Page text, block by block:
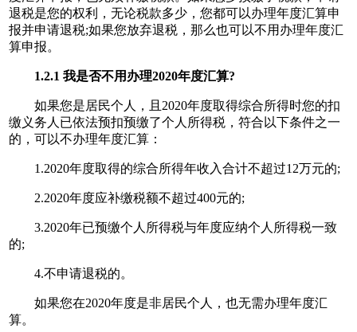
退税是您的权利，无论税款多少，您都可以办理年度汇算申
报并申请退税;如果您放弃退税，那么也可以不用办理年度汇
算申报。
1.2.1 我是否不用办理2020年度汇算?
如果您是居民个人，且2020年度取得综合所得时您的扣
缴义务人已依法预扣预缴了个人所得税，符合以下条件之一
的，可以不办理年度汇算：
1.2020年度取得的综合所得年收入合计不超过12万元的;
2.2020年度应补缴税额不超过400元的;
3.2020年已预缴个人所得税与年度应纳个人所得税一致
的;
4.不申请退税的。
如果您在2020年度是非居民个人，也无需办理年度汇
算。